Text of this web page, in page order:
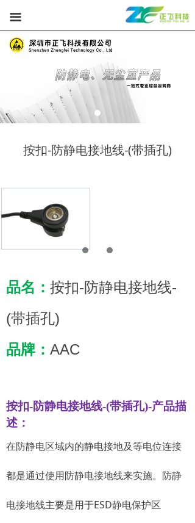
끀
按扣-防静电接地线-(带插孔)
品名： 按扣-防静电接地线-
(带插孔)
品牌： AAC
按扣-防静电接地线-(带插孔)-产品描
述：
在防静电区域内的静电接地及等电位连接
都是通过使用防静电接地线来实施。防静
电接地线主要是用于ESD静电保护区